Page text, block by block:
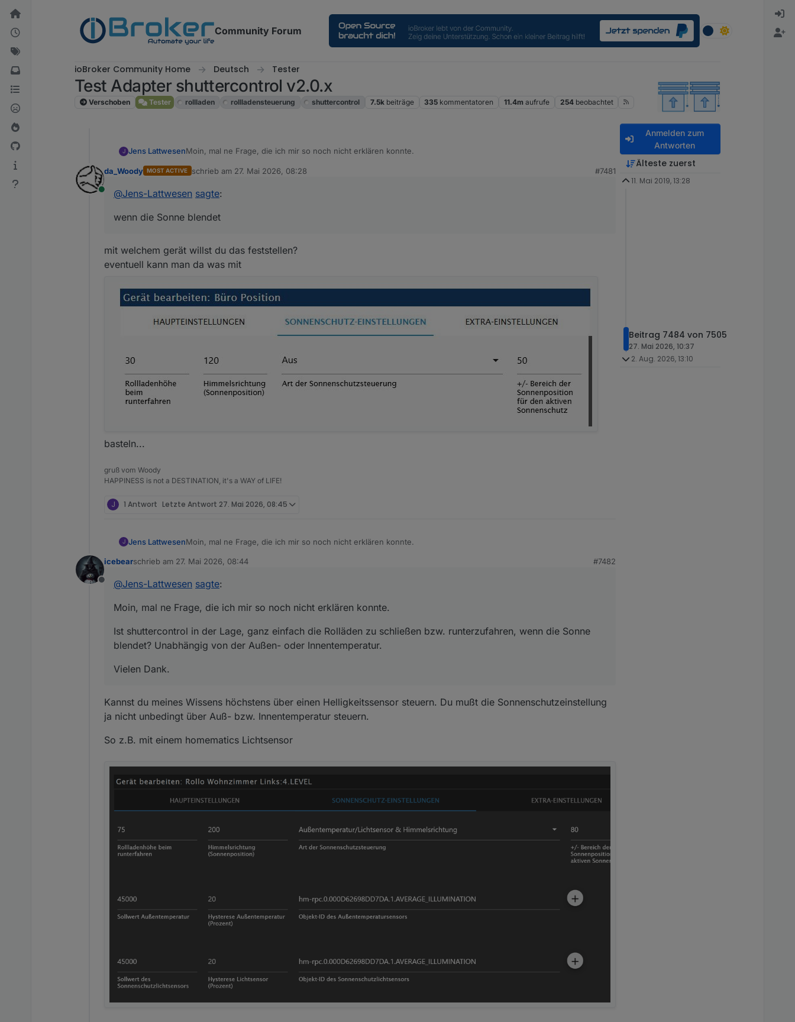
Weiter zum Inhalt
Community Forum
ioBroker Community Home Deutsch Tester
Test Adapter shuttercontrol v2.0.x
Verschoben Tester rollladen rollladensteuerung shuttercontrol 7.5k beiträge 335 kommentatoren 11.4m aufrufe 254 beobachtet
J Jens LattwesenMoin, mal ne Frage, die ich mir so noch nicht erklären konnte.
Ist shuttercontrol in der Lage, ganz einfach die Rolläden zu schließen bzw. runterzufahren, wenn die Sonne
Vielen Dank.
Online
da_Woody MOST ACTIVE schrieb am 27. Mai 2026, 08:28
zuletzt editiert von
#7481
@Jens-Lattwesen sagte:
wenn die Sonne blendet
mit welchem gerät willst du das feststellen?
eventuell kann man da was mit
basteln...
gruß vom Woody
HAPPINESS is not a DESTINATION, it's a WAY of LIFE!
J 1 Antwort Letzte Antwort 27. Mai 2026, 08:45
J Jens LattwesenMoin, mal ne Frage, die ich mir so noch nicht erklären konnte.
Ist shuttercontrol in der Lage, ganz einfach die Rolläden zu schließen bzw. runterzufahren, wenn die Sonne
Vielen Dank.
Offline
icebearschrieb am 27. Mai 2026, 08:44
zuletzt editiert von
#7482
@Jens-Lattwesen sagte:
Moin, mal ne Frage, die ich mir so noch nicht erklären konnte.
Ist shuttercontrol in der Lage, ganz einfach die Rolläden zu schließen bzw. runterzufahren, wenn die Sonne
blendet? Unabhängig von der Außen- oder Innentemperatur.
Vielen Dank.
Kannst du meines Wissens höchstens über einen Helligkeitssensor steuern. Du mußt die Sonnenschutzeinstellung
ja nicht unbedingt über Auß- bzw. Innentemperatur steuern.
So z.B. mit einem homematics Lichtsensor
Anmelden zum
Antworten
Älteste zuerst
11. Mai 2019, 13:28
Beitrag 7484 von 7505
27. Mai 2026, 10:37
2. Aug. 2026, 13:10